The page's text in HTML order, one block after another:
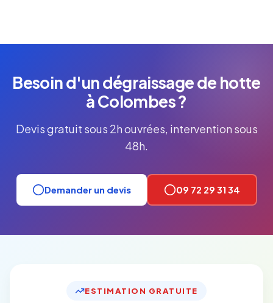
Besoin d'un dégraissage de hotte
à Colombes ?
Devis gratuit sous 2h ouvrées, intervention sous
48h.
Demander un devis 09 72 29 31 34
ESTIMATION GRATUITE